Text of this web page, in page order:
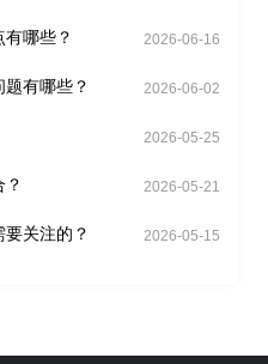
哪些？ 2026-06-16
有哪些？ 2026-06-02
2026-05-25
2026-05-21
关注的？ 2026-05-15